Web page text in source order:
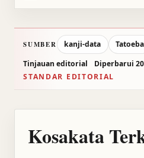
SUMBER kanji-data
Tatoeba
Tinjauan editorial
Diperbarui
STANDAR EDITORIAL
Kosakata